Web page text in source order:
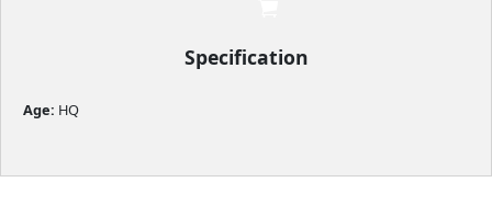
Specification
Age: HQ